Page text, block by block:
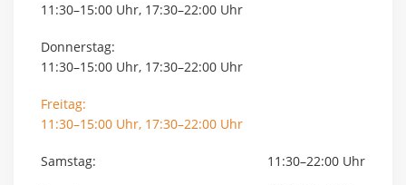
11:30–15:00 Uhr, 17:30–22:00 Uhr
Donnerstag:
11:30–15:00 Uhr, 17:30–22:00 Uhr
Freitag:
11:30–15:00 Uhr, 17:30–22:00 Uhr
Samstag:
11:30–22:00 Uhr